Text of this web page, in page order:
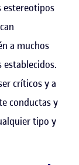
estereotipos
a muchos
establecidos.
críticos y a
conductas y
tipo y